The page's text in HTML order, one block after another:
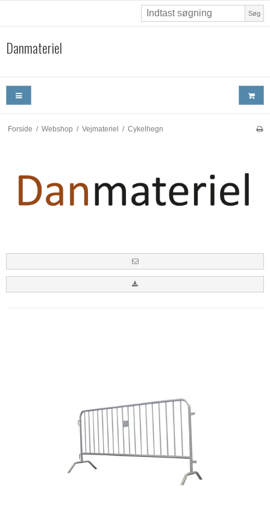
Søg
Danmateriel
Forside / Webshop / Vejmateriel / Cykelhegn